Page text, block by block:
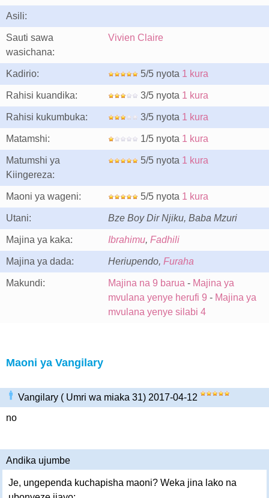
Asili:
Sauti sawa
wasichana:
Vivien Claire
Kadirio: 5/5 nyota 1 kura
Rahisi kuandika: 3/5 nyota 1 kura
Rahisi kukumbuka: 3/5 nyota 1 kura
Matamshi: 1/5 nyota 1 kura
Matumshi ya
Kiingereza:
5/5 nyota 1 kura
Maoni ya wageni: 5/5 nyota 1 kura
Utani: Bze Boy Dir Njiku, Baba Mzuri
Majina ya kaka: Ibrahimu, Fadhili
Majina ya dada: Heriupendo, Furaha
Makundi: Majina na 9 barua - Majina ya
mvulana yenye herufi 9 - Majina ya
mvulana yenye silabi 4
Maoni ya Vangilary
Vangilary ( Umri wa miaka 31) 2017-04-12
no
Andika ujumbe
Je, ungependa kuchapisha maoni? Weka jina lako na